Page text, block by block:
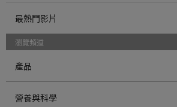
最熱門影片
瀏覽頻道
產品
營養與科學